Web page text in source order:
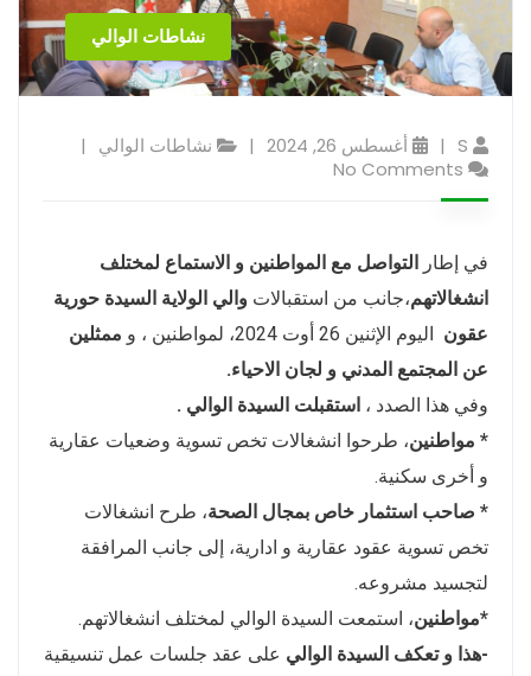
نشاطات الوالي
S أغسطس 26, 2024
نشاطات الوالي
No Comments
في إطار التواصل مع المواطنين و الاستماع لمختلف
انشغالاتهم،جانب من استقبالات والي الولاية السيدة حورية
عقون اليوم الإثنين 26 أوت 2024، لمواطنين ، و
ممثلين
عن المجتمع المدني و لجان الاحياء.
وفي هذا الصدد ، استقبلت السيدة الوالي .
* مواطنين، طرحوا انشغالات تخص تسوية وضعيات عقارية
و أخرى سكنية.
* صاحب استثمار خاص بمجال الصحة، طرح انشغالات
تخص تسوية عقود عقارية و ادارية، إلى جانب المرافقة
لتجسيد مشروعه.
*مواطنين، استمعت السيدة الوالي لمختلف انشغالاتهم.
-هذا و تعكف السيدة الوالي على عقد جلسات عمل تنسيقية